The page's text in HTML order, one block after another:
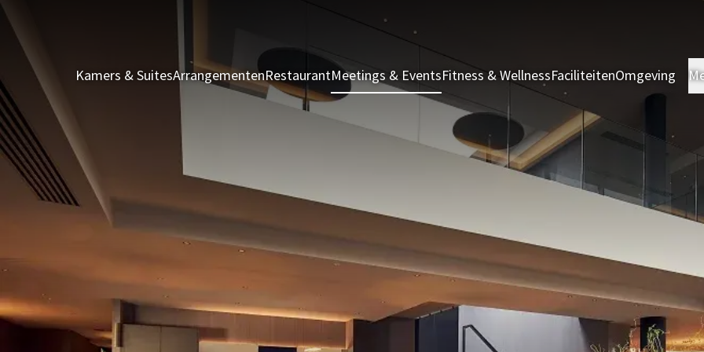
Kamers & SuitesArrangementenRestaurantMeetings & EventsFitness & WellnessFaciliteitenOmgeving